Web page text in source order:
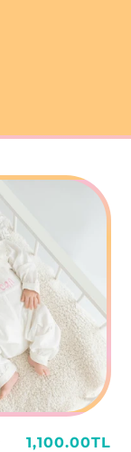
Normal
1,100.00TL